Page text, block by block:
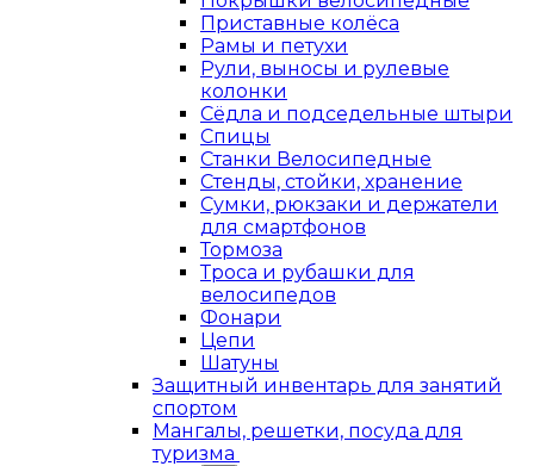
Приставные колёса
Рамы и петухи
Рули, выносы и рулевые
колонки
Сёдла и подседельные штыри
Спицы
Станки Велосипедные
Стенды, стойки, хранение
Сумки, рюкзаки и держатели
для смартфонов
Тормоза
Троса и рубашки для
велосипедов
Фонари
Цепи
Шатуны
Защитный инвентарь для занятий
спортом
Мангалы, решетки, посуда для
туризма